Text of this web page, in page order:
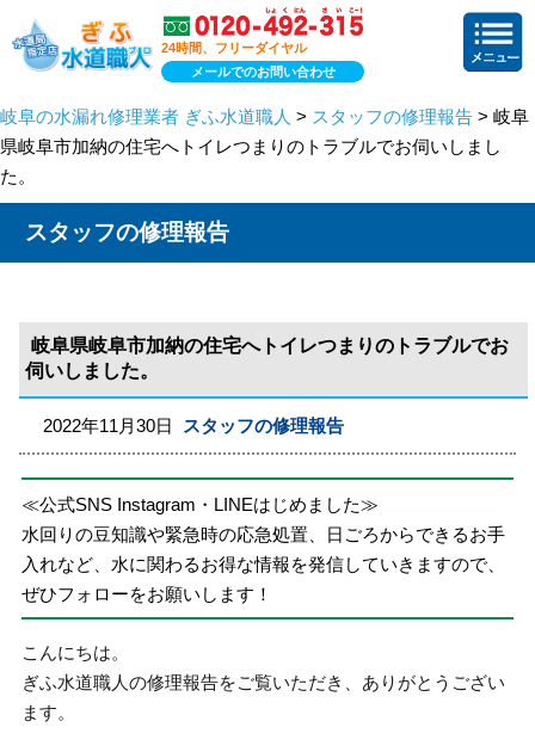
24時間、フリーダイヤル
メールでのお問い合わせ
岐阜の水漏れ修理業者 ぎふ水道職人 > スタッフの修理報告 > 岐阜
県岐阜市加納の住宅へトイレつまりのトラブルでお伺いしまし
た。
スタッフの修理報告
岐阜県岐阜市加納の住宅へトイレつまりのトラブルでお
伺いしました。
2022年11月30日 スタッフの修理報告
≪公式SNS Instagram・LINEはじめました≫
水回りの豆知識や緊急時の応急処置、日ごろからできるお手
入れなど、水に関わるお得な情報を発信していきますので、
ぜひフォローをお願いします！
こんにちは。
ぎふ水道職人の修理報告をご覧いただき、ありがとうござい
ます。